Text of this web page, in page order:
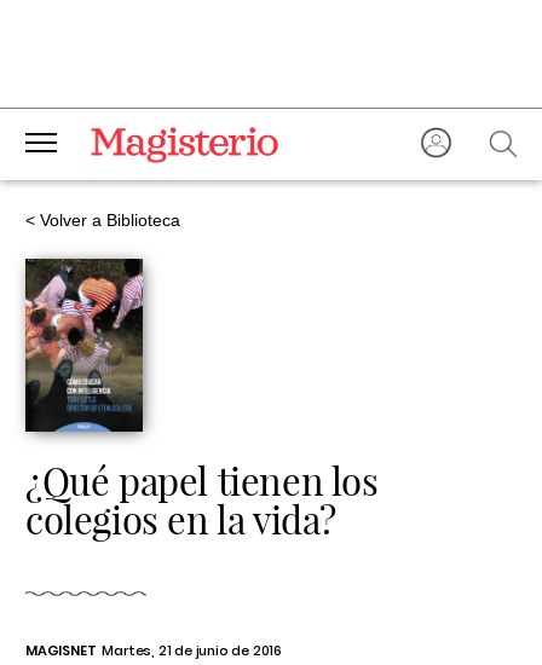
< Volver a Biblioteca
¿Qué papel tienen los
colegios en la vida?
MAGISNET Martes, 21 de junio de 2016